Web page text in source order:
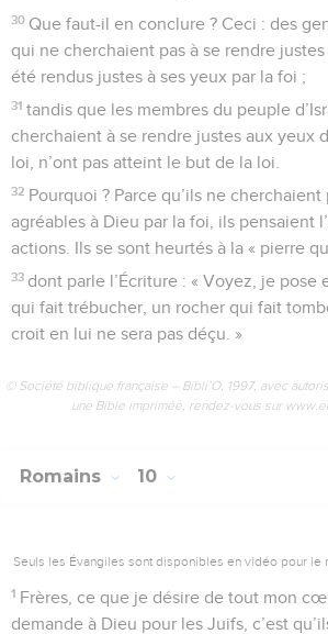
30 Que faut-il en conclure ? Ceci : des
qui ne cherchaient pas à se rendre
été rendus justes à ses yeux par la foi ;
31 tandis que les membres du peuple
cherchaient à se rendre justes aux yeux
loi, n’ont pas atteint le but de la loi.
32 Pourquoi ? Parce qu’ils ne cherchaient
agréables à Dieu par la foi, ils pensaient
actions. Ils se sont heurtés à la « pierre
33 dont parle l’Écriture : « Voyez, je pose
qui fait trébucher, un rocher qui fait
croit en lui ne sera pas déçu. »
© Société biblique française – Bibli’O, 1997, avec
une Bible imprimée, rendez-vous sur
Romains 10
Seuls les Évangiles sont disponibles en vidéo pour le
1 Frères, ce que je désire de tout mon
demande à Dieu pour les Juifs, c’est